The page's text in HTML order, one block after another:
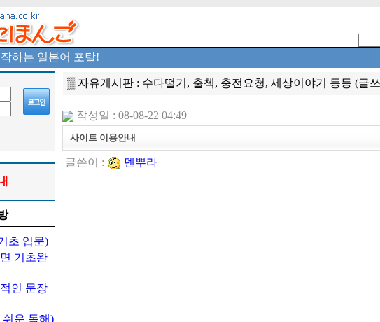
하는 일본어 포탈!
초 입문)
기초완
인 문장
쉬운 독해)
▒ 자유게시판 : 수다떨기, 출첵, 충전요청, 세상이야기 등등 (글
작성일 : 08-08-22 04:49
사이트 이용안내
글쓴이 : 덴뿌라